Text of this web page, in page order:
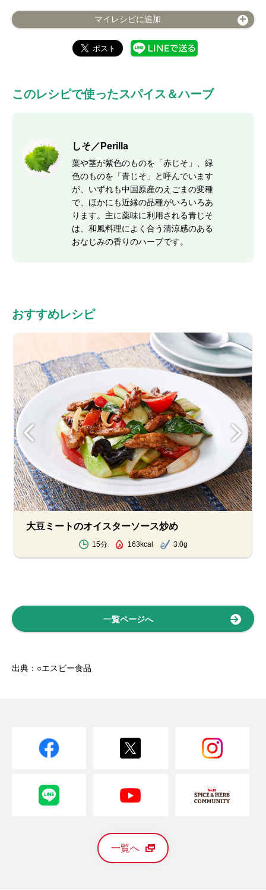
マイレシピに追加
このレシピで使ったスパイス＆ハーブ
しそ／Perilla
葉や茎が紫色のものを「赤じそ」、緑
色のものを「青じそ」と呼んでいます
が、いずれも中国原産のえごまの変種
で、ほかにも近縁の品種がいろいろあ
ります。主に薬味に利用される青じそ
は、和風料理によく合う清涼感のある
おなじみの香りのハーブです。
おすすめレシピ
大豆ミートのオイスターソース炒め
15分 163kcal 3.0g
一覧ページへ
出典：○エスビー食品
一覧へ